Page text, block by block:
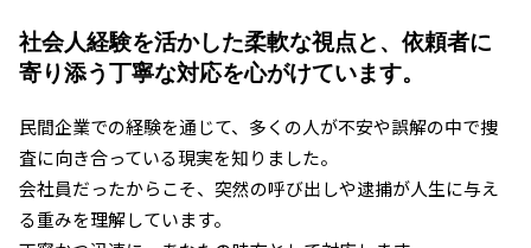
社会人経験を活かした柔軟な視点と、 依頼者に
寄り添う丁寧な対応を心がけています。
民間企業での経験を通じて、多くの人が不安や誤解の中で捜
査に向き合っている現実を知りました。
会社員だったからこそ、突然の呼び出しや逮捕が人生に与え
る重みを理解しています。